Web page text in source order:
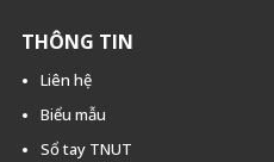
THÔNG TIN
Liên hệ
Biểu mẫu
Sổ tay TNUT